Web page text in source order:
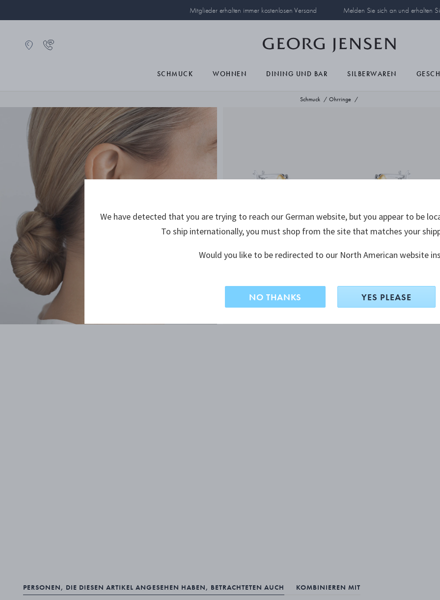
Mitglieder erhalten immer kostenlosen Versand Melden Sie sich an und erhalten
SCHMUCK WOHNEN DINING UND BAR SILBERWAREN
Schmuck Ohrringe
PERSONEN, DIE DIESEN ARTIKEL ANGESEHEN HABEN, BETRACHTETEN AUCH KOMBINIEREN MIT
We have detected that you are trying to reach our German website, but you appear to be
To ship internationally, you must shop from the site that matches your
Would you like to be redirected to our North American website
NO THANKS YES PLEASE